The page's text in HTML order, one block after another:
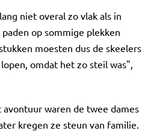
niet overal zo vlak als in
op sommige plekken
moesten dus de skeelers
omdat het zo steil was",
waren de twee dames
kregen ze steun van familie.